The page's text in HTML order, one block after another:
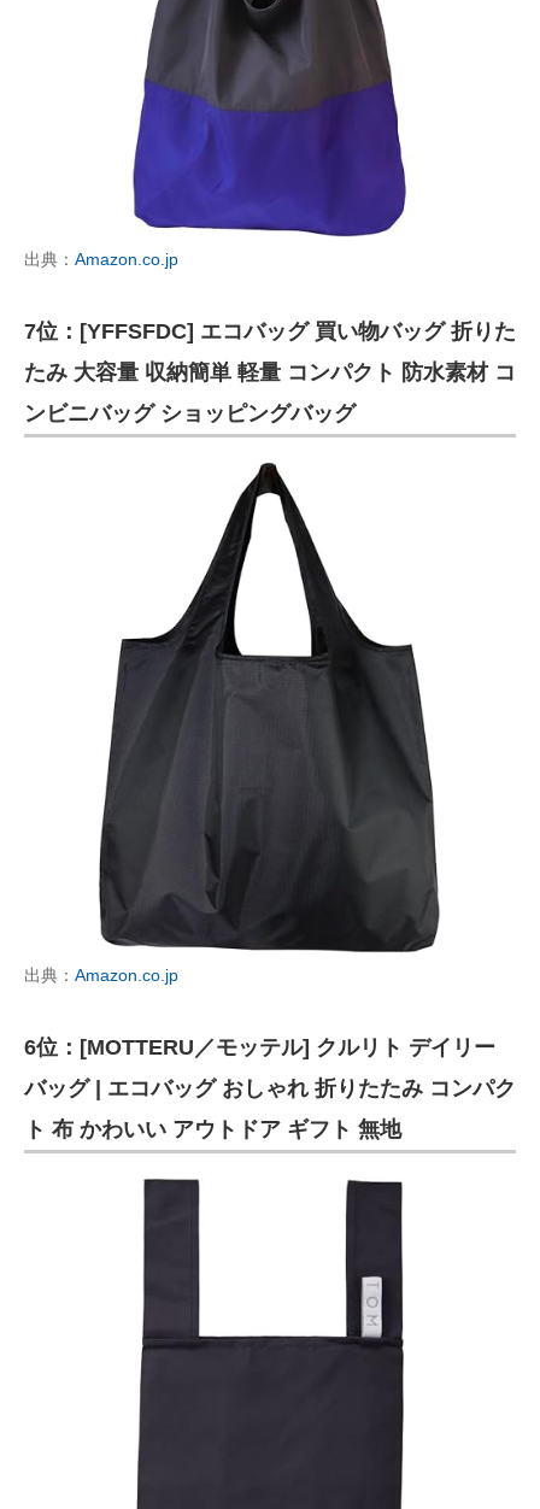
出典： Amazon.co.jp
7位：[YFFSFDC] エコバッグ 買い物バッグ 折りた
たみ 大容量 収納簡単 軽量 コンパクト 防水素材 コ
ンビニバッグ ショッピングバッグ
出典： Amazon.co.jp
6位：[MOTTERU／モッテル] クルリト デイリー
バッグ | エコバッグ おしゃれ 折りたたみ コンパク
ト 布 かわいい アウトドア ギフト 無地